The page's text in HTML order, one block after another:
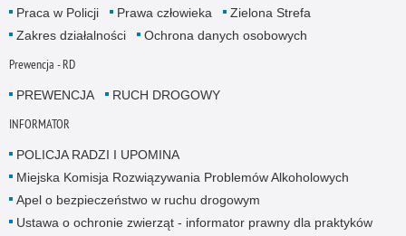
Praca w Policji
Prawa człowieka
Zielona Strefa
Zakres działalności
Ochrona danych osobowych
Prewencja - RD
PREWENCJA RUCH DROGOWY
INFORMATOR
POLICJA RADZI I UPOMINA
Miejska Komisja Rozwiązywania Problemów Alkoholowych
Apel o bezpieczeństwo w ruchu drogowym
Ustawa o ochronie zwierząt - informator prawny dla praktyków